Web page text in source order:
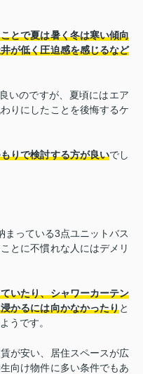
とで夏は暑く冬は寒い傾向
が低く圧迫感を感じるなど
いのですが、夏頃にはエア
りにしたことを後悔するケ
りで検討する方が良いでし
まっている3点ユニットバス
とに不慣れな人にはデメリ
いたり、シャワーカーテン
かるには向かなかったりと
うです。
が安い、居住スペースが広
向け物件に多い条件でもあ